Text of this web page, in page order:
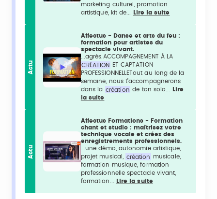
marketing culturel, promotion
artistique, kit de...
Lire la suite
Actu
Affectus - Danse et arts du feu :
formation pour artistes du
spectacle vivant.
...agrès.ACCOMPAGNEMENT À LA
CRÉATION
ET CAPTATION
PROFESSIONNELLETout au long de la
semaine, nous t’accompagnerons
dans la création de ton solo...
Lire
la suite
Actu
Affectus Formations - Formation
chant et studio : maîtrisez votre
technique vocale et créez des
enregistrements professionnels.
...une démo, autonomie artistique,
projet musical, création
musicale,
formation musique, formation
professionnelle spectacle vivant,
formation...
Lire la suite